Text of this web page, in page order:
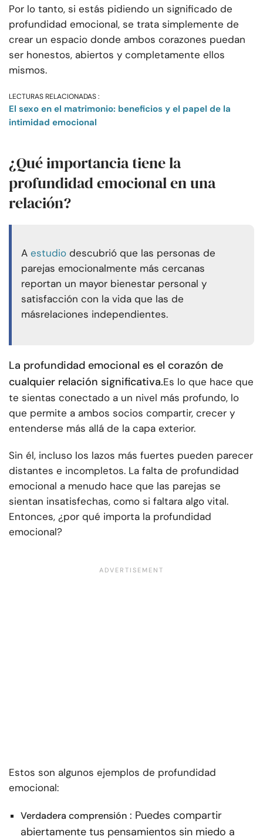
Por lo tanto, si estás pidiendo un significado de
profundidad emocional, se trata simplemente de
crear un espacio donde ambos corazones puedan
ser honestos, abiertos y completamente ellos
mismos.
LECTURAS RELACIONADAS :
El sexo en el matrimonio: beneficios y el papel de la
intimidad emocional
¿Qué importancia tiene la
profundidad emocional en una
relación?
A estudio descubrió que las personas de
parejas emocionalmente más cercanas
reportan un mayor bienestar personal y
satisfacción con la vida que las de
másrelaciones independientes.
La profundidad emocional es el corazón de
cualquier relación significativa.Es lo que hace que
te sientas conectado a un nivel más profundo, lo
que permite a ambos socios compartir, crecer y
entenderse más allá de la capa exterior.
Sin él, incluso los lazos más fuertes pueden parecer
distantes e incompletos. La falta de profundidad
emocional a menudo hace que las parejas se
sientan insatisfechas, como si faltara algo vital.
Entonces, ¿por qué importa la profundidad
emocional?
Estos son algunos ejemplos de profundidad
emocional:
Verdadera comprensión : Puedes compartir
abiertamente tus pensamientos sin miedo a